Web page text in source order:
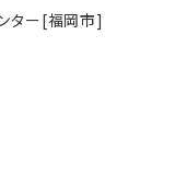
ター[福岡市]